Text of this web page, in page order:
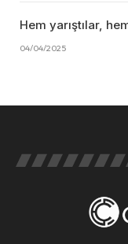
Hem yarıştılar,
04/04/2025